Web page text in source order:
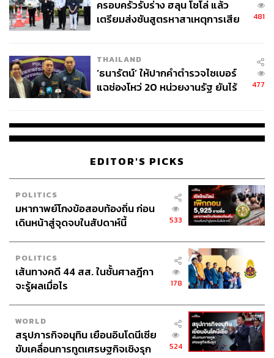
ครอบครัวรับร่าง ฮลุน โซโล่ แล้ว
เตรียมส่งชันสูตรหาสาเหตุการเสีย
481
THAILAND
‘ธนารัตน์’ ให้ปากคำตำรวจไซเบอร์
แฉช่องโหว่ 20 หน่วยงานรัฐ ยันไร้
477
EDITOR'S PICKS
POLITICS
มหากาพย์โกงข้อสอบท้องถิ่น ก่อน
เดินหน้าสู่จุดจบในสัปดาห์นี้
533
POLITICS
เส้นทางคดี 44 สส. ในชั้นศาลฎีกา
จะรู้ผลเมื่อไร
178
WORLD
สรุปภารกิจอนุทิน เยือนอินโดนีเซีย
ขับเคลื่อนการทูตเศรษฐกิจเชิงรุก
524